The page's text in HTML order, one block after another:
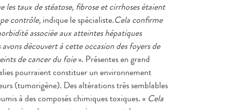
les taux de stéatose, fibrose et cirrhoses étaient
contrôle,indique le spécialiste.Cela confirme
associée aux atteintes hépatiques
découvert à cette occasion des foyers de
de cancer du foie». Présentes en grand
pourraient constituer un environnement
(tumorigène). Des altérations très semblables
à des composés chimiques toxiques. « Cela